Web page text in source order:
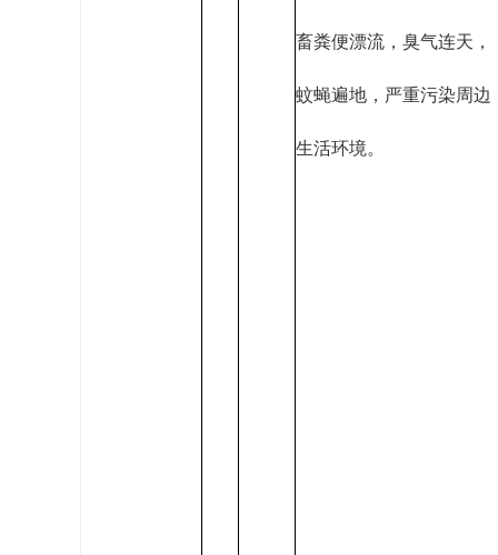
畜粪便漂流，臭气连天，
蚊蝇遍地，严重污染周边
生活环境。